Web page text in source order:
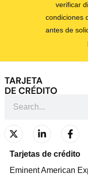
verificar
condiciones
antes de
Tarjetas de crédito
Eminent American